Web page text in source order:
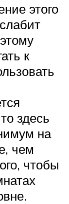
этого
к
здесь
на
чем
чтобы